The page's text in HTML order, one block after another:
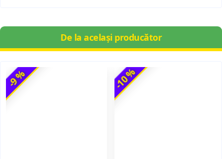
De la același producător
-9 % -10 %